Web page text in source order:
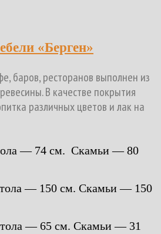
«Берген»
баров, ресторанов выполнен из
В качестве покрытия
различных цветов и лак на
— 74 см. Скамьи — 80
— 150 см. Скамьи — 150
— 65 см. Скамьи — 31